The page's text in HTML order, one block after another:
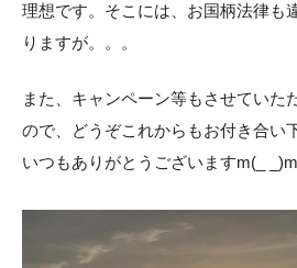
理想です。そこには、お国柄法律も
りますが。。。
また、キャンペーン等もさせていた
ので、どうぞこれからもお付き合い
いつもありがとうございますm(_ _)m